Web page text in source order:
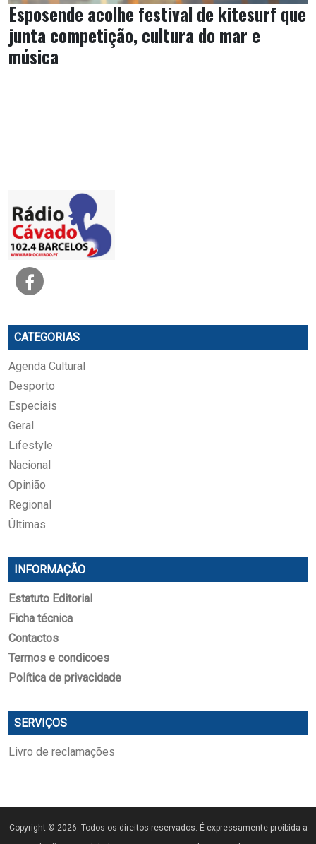
Esposende acolhe festival de kitesurf que
junta competição, cultura do mar e
música
CATEGORIAS
Agenda Cultural
Desporto
Especiais
Geral
Lifestyle
Nacional
Opinião
Regional
Últimas
INFORMAÇÃO
Estatuto Editorial
Ficha técnica
Contactos
Termos e condicoes
Política de privacidade
SERVIÇOS
Livro de reclamações
Copyright © 2026. Todos os direitos reservados. É expressamente proibida a